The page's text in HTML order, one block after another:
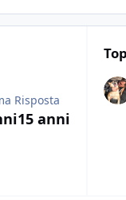
Risposta
15 anni